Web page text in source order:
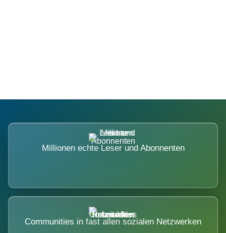
Millionen echte Leser und Abonnenten
Communities in fast allen sozialen Netzwerken